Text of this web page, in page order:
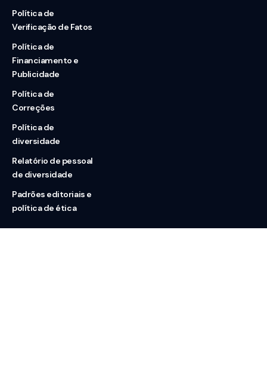
Política de
Verificação de Fatos
Política de
Financiamento e
Publicidade
Política de
Correções
Política de
diversidade
Relatório de pessoal
de diversidade
Padrões editoriais e
política de ética